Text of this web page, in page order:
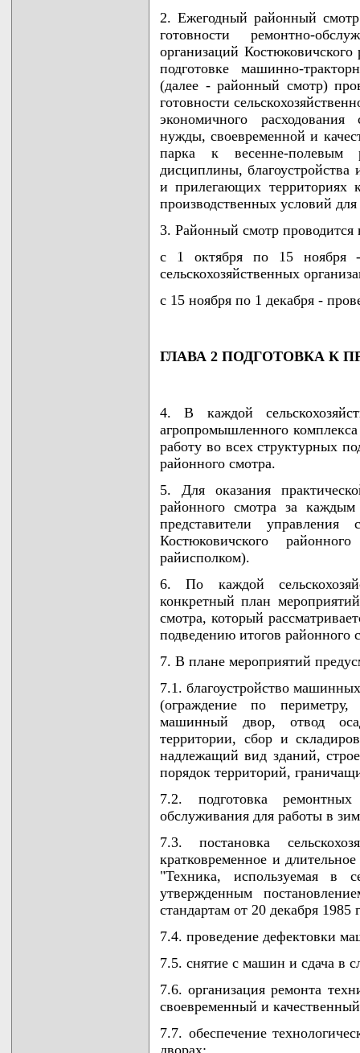
2. Ежегодный районный
готовности ремонтно-
организаций
подготовке машинно-
(далее - районный смотр)
готовности
экономичного расходования
нужды, своевременной и
парка к весенне-полевым
дисциплины,
и прилегающих территориях
производственных условий
3. Районный смотр проводится
с 1 октября по 15 ноября -
сельскохозяйственных
с 15 ноября по 1 декабря -
ГЛАВА 2 ПОДГОТОВКА К
4. В каждой
агропромышленного
работу во всех структурных
районного смотра.
5. Для оказания
районного смотра за каждым
представители управления
Костюковичского
райисполком).
6. По каждой
конкретный план
смотра, который
подведению итогов районного
7. В плане мероприятий
7.1. благоустройство
(ограждение по
машинный двор, отвод
территории, сбор и
надлежащий вид зданий,
порядок территорий,
7.2. подготовка
обслуживания для работы в
7.3. постановка
кратковременное и
"Техника, используемая в
утвержденным
стандартам от 20 декабря 1985
7.4. проведение дефектовки
7.5. снятие с машин и сдача в
7.6. организация ремонта
своевременный и
7.7. обеспечение
дворах;